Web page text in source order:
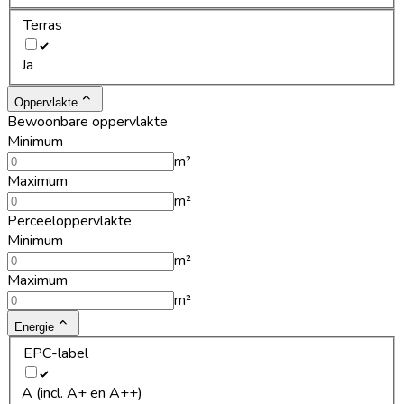
Terras
Ja
Oppervlakte
Bewoonbare oppervlakte
Minimum
m²
Maximum
m²
Perceeloppervlakte
Minimum
m²
Maximum
m²
Energie
EPC-label
A (incl. A+ en A++)